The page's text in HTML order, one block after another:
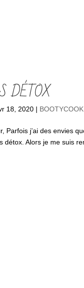
DÉTOX
18, 2020 | BOOTYCOOK
Parfois j’ai des envies
détox. Alors je me suis